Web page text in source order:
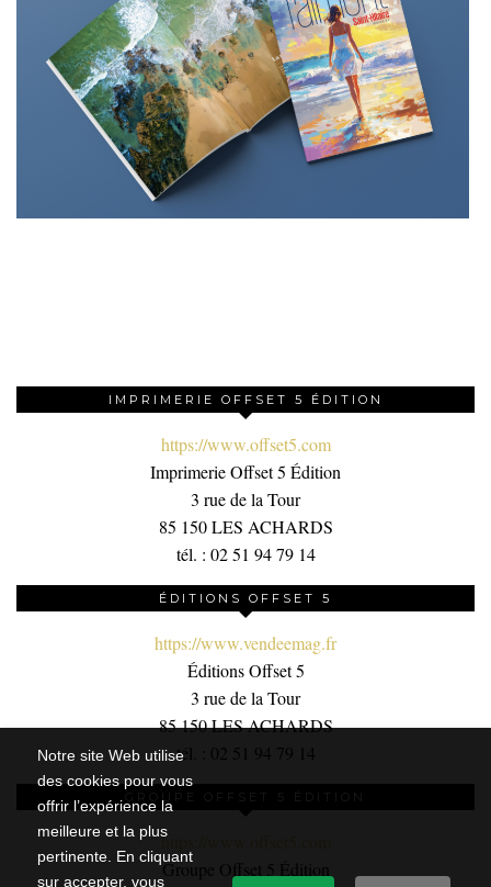
Notre site Web utilise
des cookies pour vous
offrir l’expérience la
meilleure et la plus
pertinente. En cliquant
sur accepter, vous
IMPRIMERIE OFFSET 5 ÉDITION
https://www.offset5.com
Imprimerie Offset 5 Édition
3 rue de la Tour
85 150 LES ACHARDS
tél. : 02 51 94 79 14
ÉDITIONS OFFSET 5
https://www.vendeemag.fr
Éditions Offset 5
3 rue de la Tour
85 150 LES ACHARDS
tél. : 02 51 94 79 14
GROUPE OFFSET 5 ÉDITION
https://www.offset5.com
Groupe Offset 5 Édition